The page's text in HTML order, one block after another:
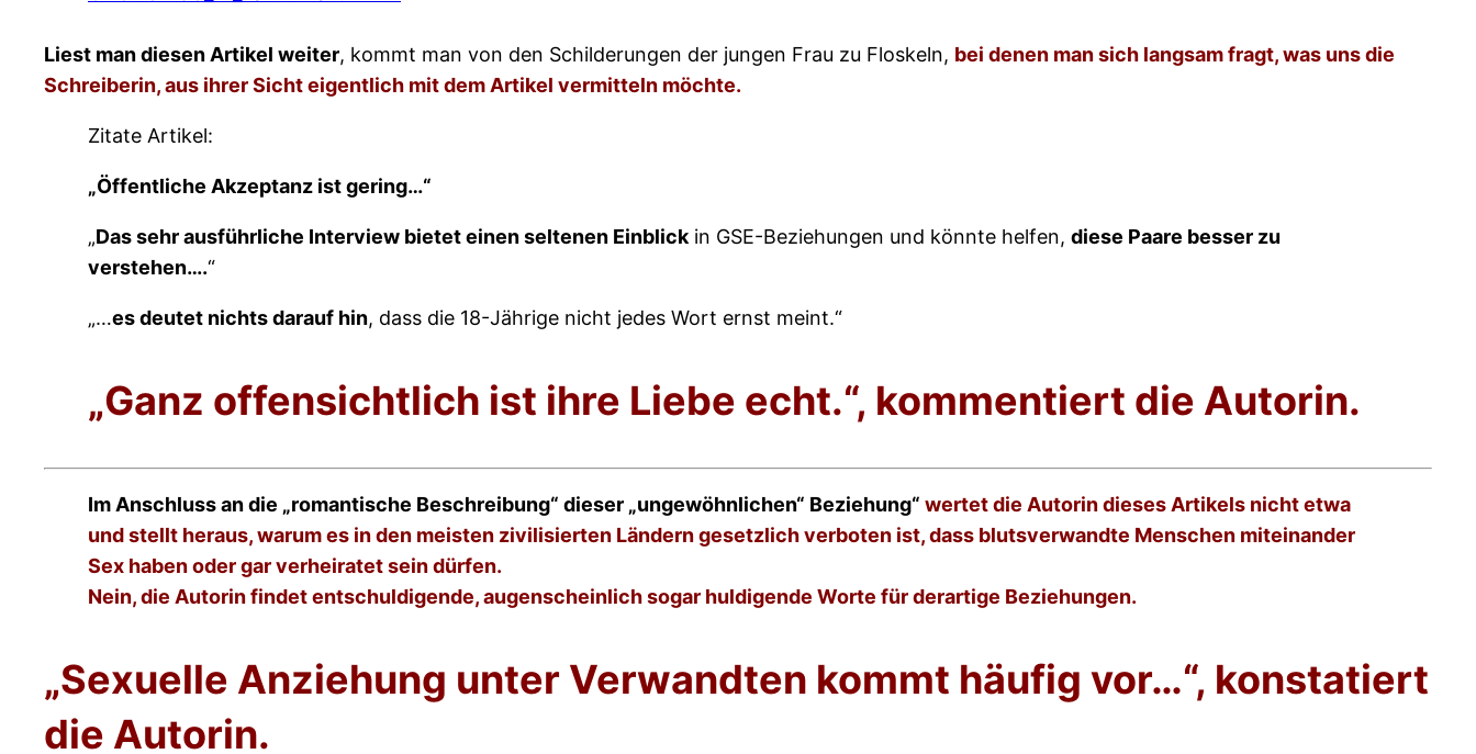
Liest man diesen Artikel weiter, kommt man von den Schilderungen der jungen Frau zu Floskeln, bei denen man sich langsam fragt, was uns die
Schreiberin, aus ihrer Sicht eigentlich mit dem Artikel vermitteln möchte.
Zitate Artikel:
„Öffentliche Akzeptanz ist gering…“
„Das sehr ausführliche Interview bietet einen seltenen Einblick in GSE-Beziehungen und könnte helfen, diese Paare besser zu
verstehen….“
„…es deutet nichts darauf hin, dass die 18-Jährige nicht jedes Wort ernst meint.“
„Ganz offensichtlich ist ihre Liebe echt.“, kommentiert die Autorin.
Im Anschluss an die „romantische Beschreibung“ dieser „ungewöhnlichen“ Beziehung“ wertet die Autorin dieses Artikels nicht etwa
und stellt heraus, warum es in den meisten zivilisierten Ländern gesetzlich verboten ist, dass blutsverwandte Menschen miteinander
Sex haben oder gar verheiratet sein dürfen.
Nein, die Autorin findet entschuldigende, augenscheinlich sogar huldigende Worte für derartige Beziehungen.
„Sexuelle Anziehung unter Verwandten kommt häufig vor…“, konstatiert
die Autorin.